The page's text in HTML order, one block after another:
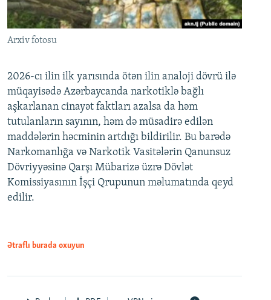
Arxiv fotosu
2026-cı ilin ilk yarısında ötən ilin analoji dövrü ilə
müqayisədə Azərbaycanda narkotiklə bağlı
aşkarlanan cinayət faktları azalsa da həm
tutulanların sayının, həm də müsadirə edilən
maddələrin həcminin artdığı bildirilir. Bu barədə
Narkomanlığa və Narkotik Vasitələrin Qanunsuz
Dövriyyəsinə Qarşı Mübarizə üzrə Dövlət
Komissiyasının İşçi Qrupunun məlumatında qeyd
edilir.
Ətraflı burada oxuyun